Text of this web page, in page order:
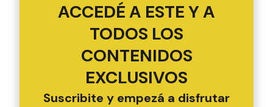
ACCEDÉ A ESTE Y A
TODOS LOS
CONTENIDOS
EXCLUSIVOS
Suscribite y empezá a disfrutar